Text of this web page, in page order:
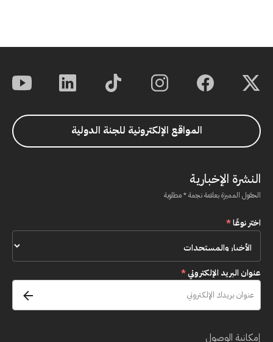
المواقع الإلكترونية للجنة الدولية
النشرة الإخبارية
الحقول المميزة بعلامة نجمة * مطلوبة
اختر نوعًا*
عنوان البريد الإلكتروني*
إمكانية الوصول